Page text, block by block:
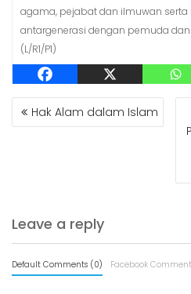
agama, pejabat dan ilmuwan
antargenerasi dengan pemuda
(L/R1/P1)
POST
NAVIGATION
Hak Alam dalam Islam
Leave a reply
Default Comments (0) Facebook